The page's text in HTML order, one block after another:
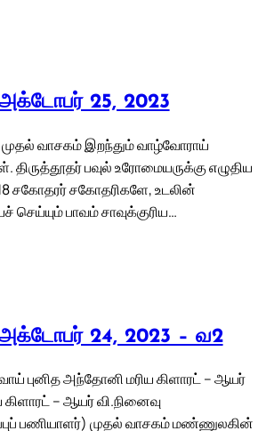
அக்டோபர் 25, 2023
வாசகம் இறந்தும் வாழ்வோராய்
பவுல் உரோமையருக்கு எழுதிய
18 சகோதரர் சகோதரிகளே, உடலின்
பாவம் சாவுக்குரிய…
அக்டோபர் 24, 2023 – வ2
புனித அந்தோனி மரிய கிளாரட் – ஆயர்
– ஆயர் வி.நினைவு
பணியாளர்) முதல் வாசகம் மண்ணுலகின்